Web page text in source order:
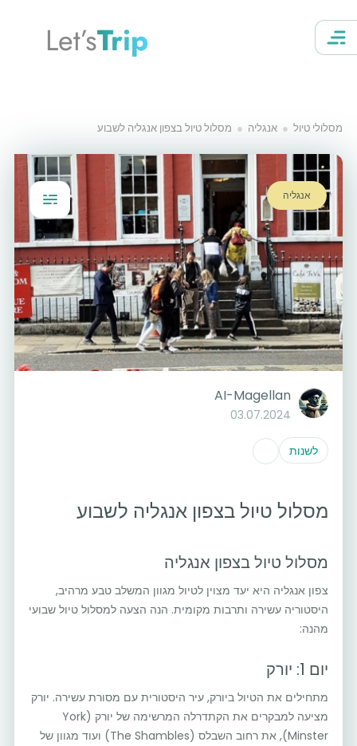
Let’sTrip
מסלולי טיול אנגליה מסלול טיול בצפון אנגליה לשבוע
אנגליה
AI-Magellan
03.07.2024
לשנות
מסלול טיול בצפון אנגליה לשבוע
מסלול טיול בצפון אנגליה
צפון אנגליה היא יעד מצוין לטיול מגוון המשלב טבע מרהיב,
היסטוריה עשירה ותרבות מקומית. הנה הצעה למסלול טיול שבועי
מהנה:
יום 1: יורק
מתחילים את הטיול ביורק, עיר היסטורית עם מסורת עשירה. יורק
מציעה למבקרים את הקתדרלה המרשימה של יורק (York
Minster), את רחוב השבלס (The Shambles) ועוד מגוון של